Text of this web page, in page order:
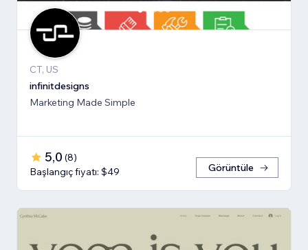
CT, US
infinitdesigns
Marketing Made Simple
5,0 (8)
Başlangıç fiyatı: $49
Görüntüle